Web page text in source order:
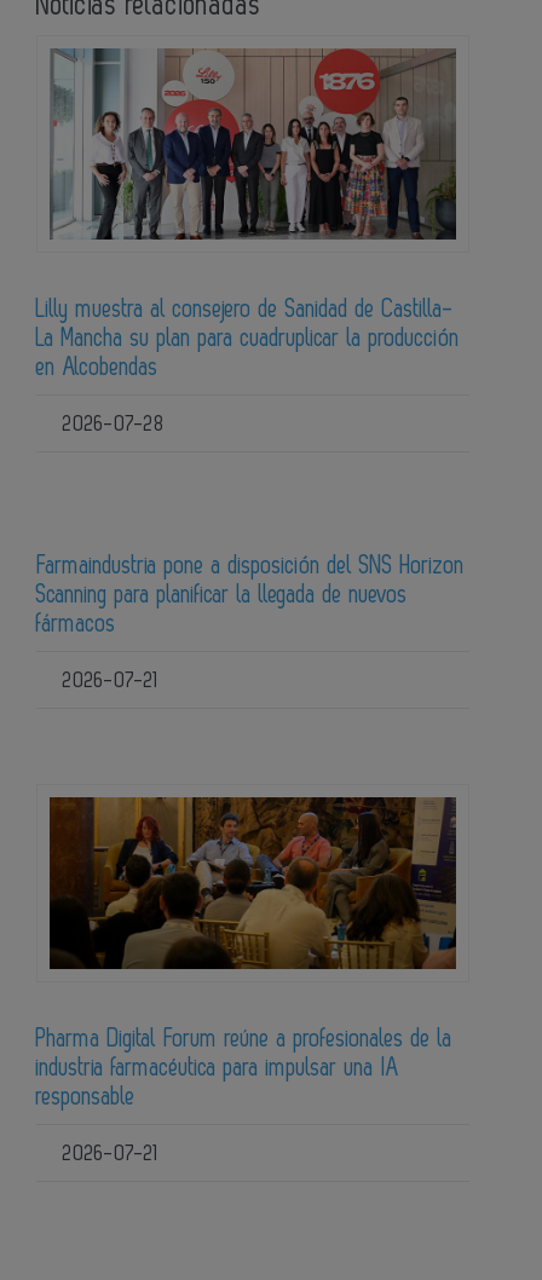
Lilly muestra al consejero de Sanidad de Castilla-
La Mancha su plan para cuadruplicar la producción
en Alcobendas
2026-07-28
Farmaindustria pone a disposición del SNS Horizon
Scanning para planificar la llegada de nuevos
fármacos
2026-07-21
Pharma Digital Forum reúne a profesionales de la
industria farmacéutica para impulsar una IA
responsable
2026-07-21